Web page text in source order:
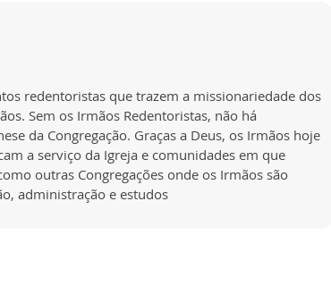
redentoristas que trazem a missionariedade dos
Sem os Irmãos Redentoristas, não há
da Congregação. Graças a Deus, os Irmãos hoje
a serviço da Igreja e comunidades em que
outras Congregações onde os Irmãos são
administração e estudos